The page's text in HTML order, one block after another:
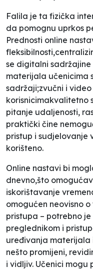
Falila je ta fizička
da pomognu uprkos
Prednosti online
se digitalni sadržajine
materijala učenicima
sadržaji;zvučni i
korisnicimakvalitetno
pitanje udaljenosti,
praktički čine
pristup i sudjelovanje
korišteno.
Online nastavi bi
dnevno,što
iskorištavanje
omogućen neovisno
pristupa – potrebno
preglednikom i
uređivanja materijala
nešto promijeni,
i vidljiv. Učenici